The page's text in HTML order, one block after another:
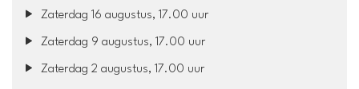
Zaterdag 16 augustus, 17.00 uur
Zaterdag 9 augustus, 17.00 uur
Zaterdag 2 augustus, 17.00 uur